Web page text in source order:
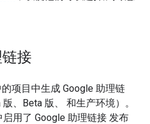
接
项目中生成 Google 助理链
、Beta 版、 和生产环境）。
用了 Google 助理链接 发布